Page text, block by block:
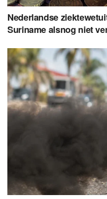
Nederlandse
Suriname alsnog niet